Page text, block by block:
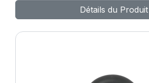
Détails du Produit